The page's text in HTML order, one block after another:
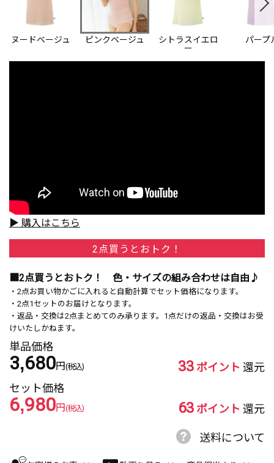
ヌードベージュ ピンクベージュ シトラスイエロ
ー
パープ
▶ 購入はこちら
2点買うとおトク！
■2点買うとおトク！ 色・サイズの組み合わせは自由♪
・2点お買い物かごに入れると自動計算でセット価格になります。
・2点1セットのお届けとなります。
・返品・交換は2点まとめてのみ承ります。1点だけの返品・交換はお受
けいたしかねます。
単品価格
3,680円(税込) 33ポイント 還元
セット価格
6,980円(税込) 63ポイント 還元
送料について